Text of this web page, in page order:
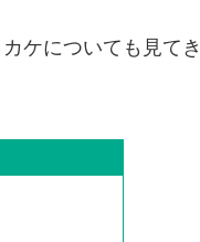
ケについても見てき